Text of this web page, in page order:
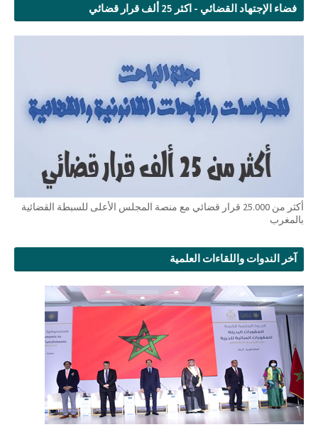
فضاء الإجتهاد القضائي - اكثر 25 ألف قرار قضائي
أكثر من 25.000 قرار قضائي مع منصة المجلس الأعلى للسبطة القضائية
بالمغرب
آخر الندوات واللقاءات العلمية